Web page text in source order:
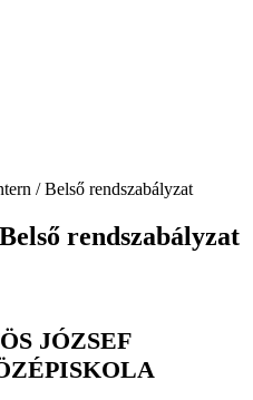
/ Belső rendszabályzat
rendszabályzat
JÓZSEF